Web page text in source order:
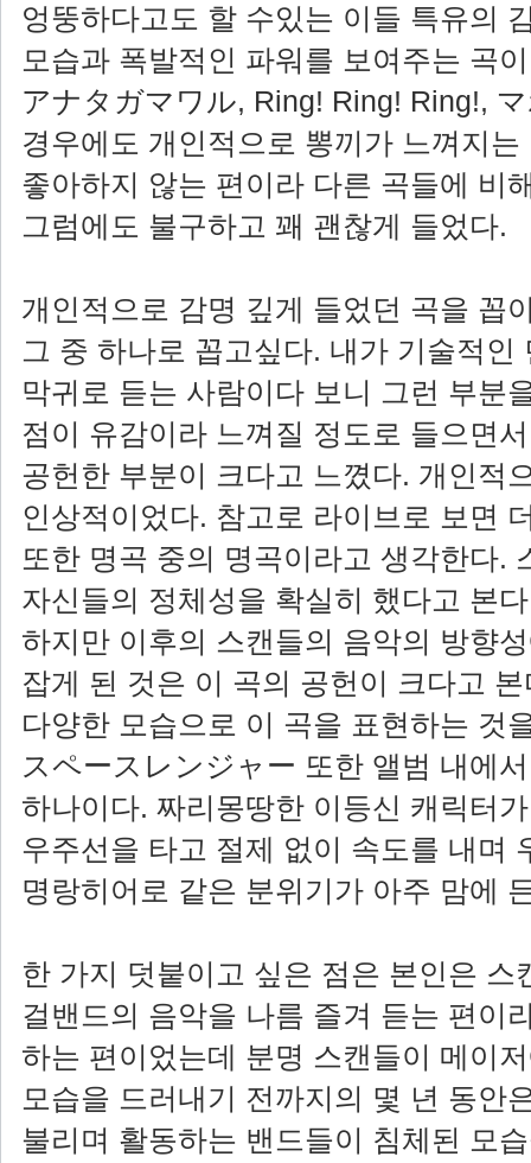
엉뚱하다고도 할 수있는 이들 특유의
모습과 폭발적인 파워를 보여주는 곡
アナタガマワル, Ring! Ring! Ring!,
경우에도 개인적으로 뽕끼가 느껴지
좋아하지 않는 편이라 다른 곡들에 비
그럼에도 불구하고 꽤 괜찮게 들었다.
개인적으로 감명 깊게 들었던 곡을 꼽
그 중 하나로 꼽고싶다. 내가 기술적인
막귀로 듣는 사람이다 보니 그런 부분
점이 유감이라 느껴질 정도로 들으면
공헌한 부분이 크다고 느꼈다. 개인적
인상적이었다. 참고로 라이브로 보면
또한 명곡 중의 명곡이라고 생각한다.
자신들의 정체성을 확실히 했다고 본
하지만 이후의 스캔들의 음악의 방향
잡게 된 것은 이 곡의 공헌이 크다고
다양한 모습으로 이 곡을 표현하는 것
スペースレンジャー 또한 앨범 내에
하나이다. 짜리몽땅한 이등신 캐릭터
우주선을 타고 절제 없이 속도를 내며
명랑히어로 같은 분위기가 아주 맘에
한 가지 덧붙이고 싶은 점은 본인은 스
걸밴드의 음악을 나름 즐겨 듣는 편이
하는 편이었는데 분명 스캔들이 메이
모습을 드러내기 전까지의 몇 년 동안
불리며 활동하는 밴드들이 침체된 모